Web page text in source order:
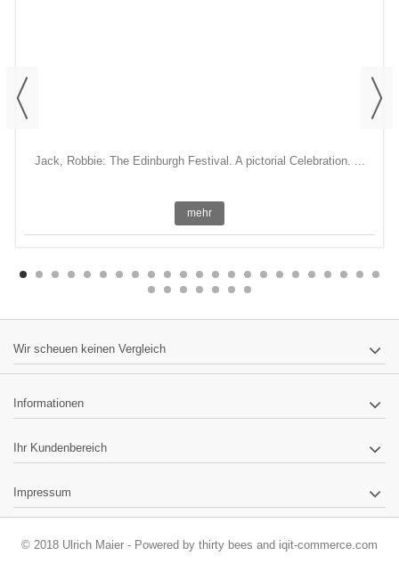
Jack, Robbie: The Edinburgh Festival. A pictorial Celebration. ...
mehr
Wir scheuen keinen Vergleich
Informationen
Ihr Kundenbereich
Impressum
© 2018 Ulrich Maier - Powered by thirty bees and iqit-commerce.com